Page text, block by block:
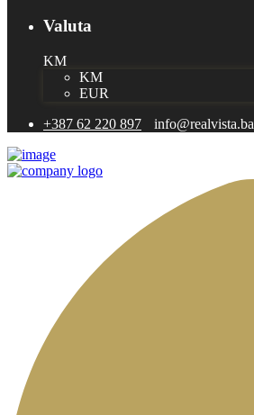
Valuta
KM
KM
EUR
+387 62 220 897
info@realvista.ba